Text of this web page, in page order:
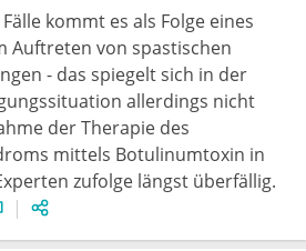
kommt es als Folge eines
Auftreten von spastischen
- das spiegelt sich in der
allerdings nicht
der Therapie des
mittels Botulinumtoxin in
zufolge längst überfällig.